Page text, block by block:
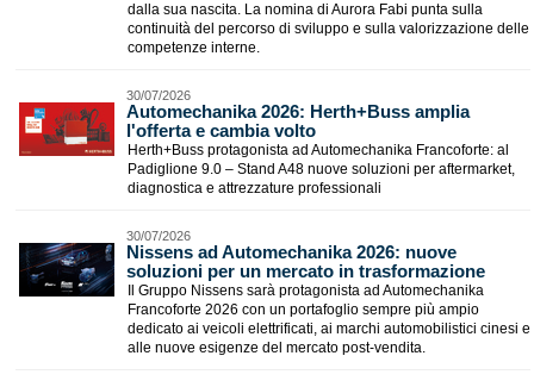
dalla sua nascita. La nomina di Aurora Fabi punta sulla
continuità del percorso di sviluppo e sulla valorizzazione delle
competenze interne.
30/07/2026
Automechanika 2026: Herth+Buss amplia
l'offerta e cambia volto
Herth+Buss protagonista ad Automechanika Francoforte: al
Padiglione 9.0 – Stand A48 nuove soluzioni per aftermarket,
diagnostica e attrezzature professionali
30/07/2026
Nissens ad Automechanika 2026: nuove
soluzioni per un mercato in trasformazione
Il Gruppo Nissens sarà protagonista ad Automechanika
Francoforte 2026 con un portafoglio sempre più ampio
dedicato ai veicoli elettrificati, ai marchi automobilistici cinesi e
alle nuove esigenze del mercato post-vendita.